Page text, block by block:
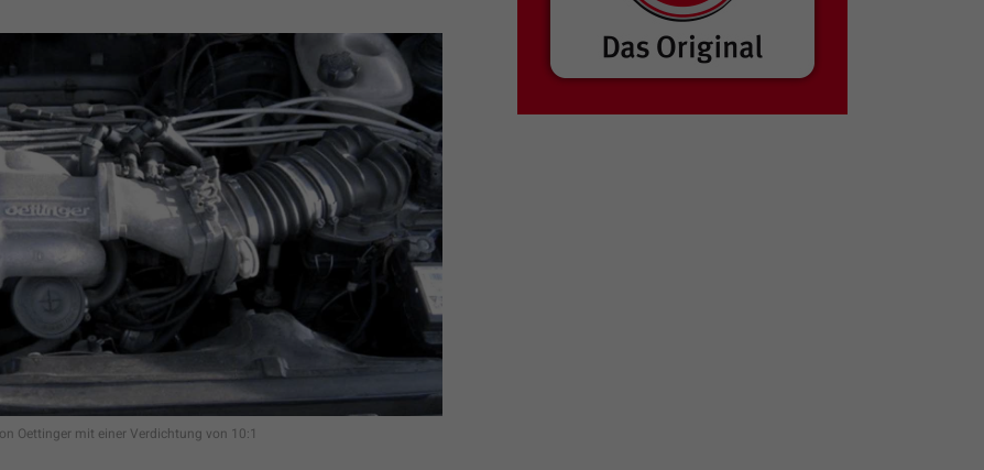
Oettinger mit einer Verdichtung von 10:1